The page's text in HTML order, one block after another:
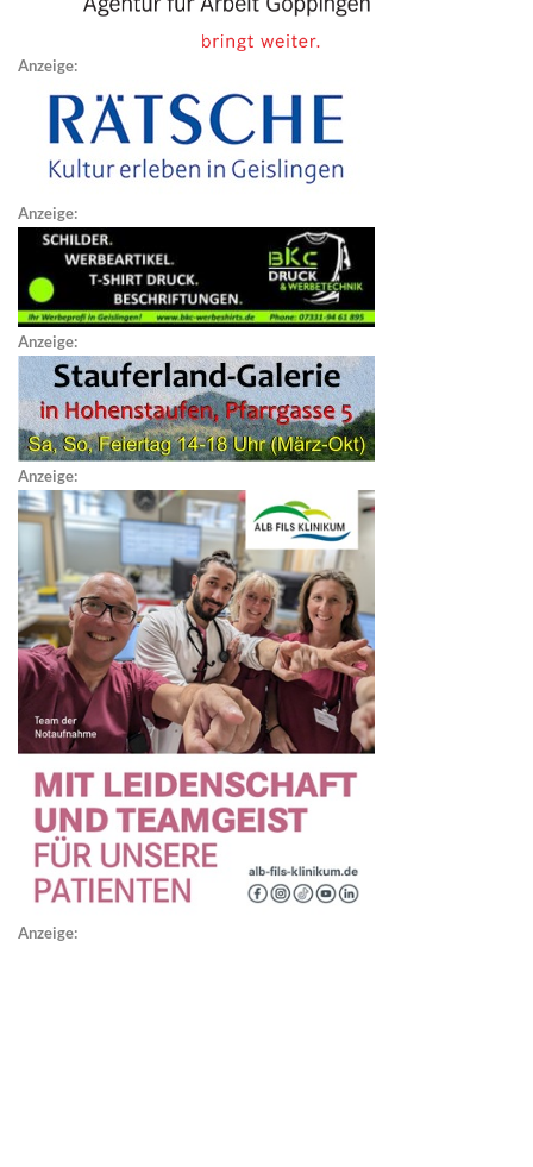
Anzeige:
Anzeige:
Anzeige:
Anzeige:
Anzeige: